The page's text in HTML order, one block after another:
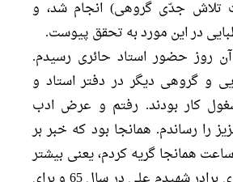
جدّی گروهی) انجام شد، و
در این مورد به تحقق پیوست.
آن روز حضور استاد حائری رسیدم.
و گروهی دیگر در دفتر استاد و
کار بودند. رفتم و عرض ادب
را رساندم. همانجا بود که خبر بر
همانجا گریه کردم، یعنی بیشتر